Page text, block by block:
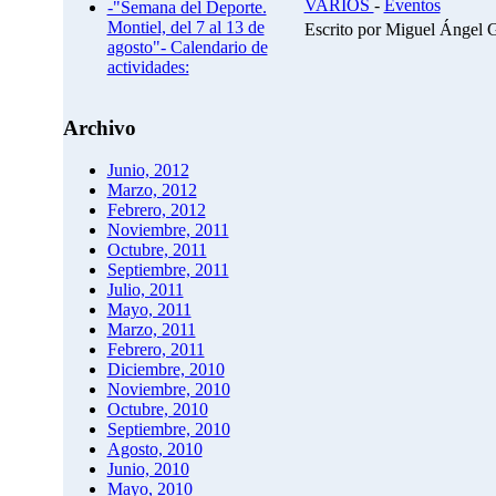
-"Semana del Deporte.
Montiel, del 7 al 13 de
agosto"- Calendario de
actividades:
Archivo
Junio, 2012
Marzo, 2012
Febrero, 2012
Noviembre, 2011
Octubre, 2011
Septiembre, 2011
Julio, 2011
Mayo, 2011
Marzo, 2011
Febrero, 2011
Diciembre, 2010
Noviembre, 2010
Octubre, 2010
Septiembre, 2010
Agosto, 2010
Junio, 2010
Mayo, 2010
VARIOS - Eventos
Escrito por Miguel Ángel